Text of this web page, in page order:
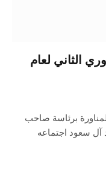
الثاني لعام
برئاسة صاحب
آل سعود اجتماعه